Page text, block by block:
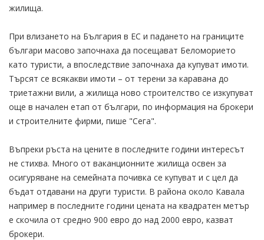
жилища.
При влизането на България в ЕС и падането на границите
българи масово започнаха да посещават Беломорието
като туристи, а впоследствие започнаха да купуват имоти.
Търсят се всякакви имоти – от терени за каравана до
триетажни вили, а жилища ново строителство се изкупуват
още в начален етап от българи, по информация на брокери
и строителните фирми, пише "Сега".
Въпреки ръста на цените в последните години интересът
не стихва. Много от ваканционните жилища освен за
осигуряване на семейната почивка се купуват и с цел да
бъдат отдавани на други туристи. В района около Кавала
например в последните години цената на квадратен метър
е скочила от средно 900 евро до над 2000 евро, казват
брокери.